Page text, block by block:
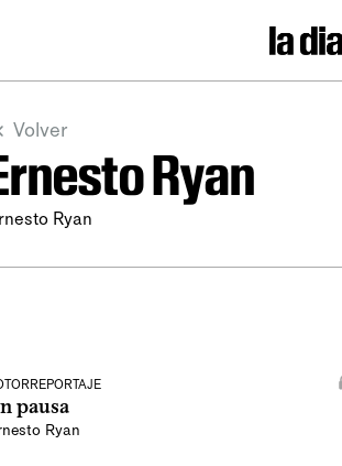
Volver
Ryan
Ryan
pausa
Ryan